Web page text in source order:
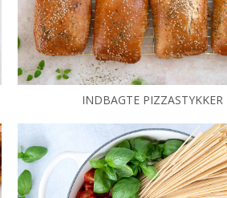
INDBAGTE PIZZASTYKKER